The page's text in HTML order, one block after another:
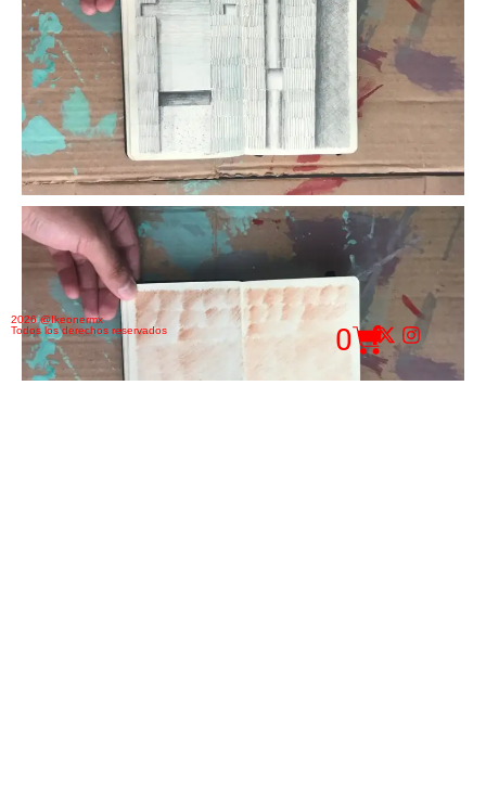
2026 @Ikeonermx
Todos los derechos reservados
0